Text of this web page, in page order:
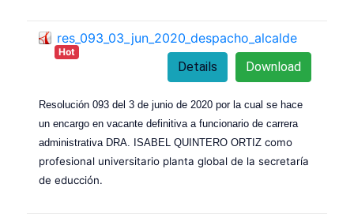
res_093_03_jun_2020_despacho_alcalde
Hot
Download
Details
Resolución 093 del 3 de junio de 2020 por la cual se hace
un encargo en vacante definitiva a funcionario de carrera
administrativa DRA. ISABEL QUINTERO ORTIZ como
profesional universitario planta global de la secretaría
de educción.